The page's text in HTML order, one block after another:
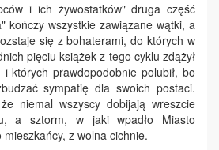
i ich żywostatków" druga część
kończy wszystkie zawiązane wątki, a
się z bohaterami, do których w
pięciu książek z tego cyklu zdążył
których prawdopodobnie polubił, bo
sympatię dla swoich postaci.
niemal wszyscy dobijają wreszcie
a sztorm, w jaki wpadło Miasto
z wolna cichnie.